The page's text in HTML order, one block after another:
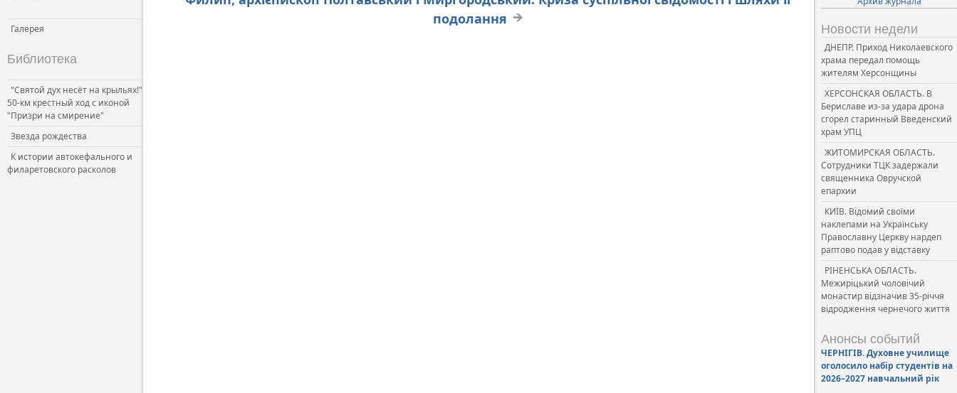
Галерея
Библиотека
"Святой дух несёт на крыльях!"
50-км крестный ход с иконой
"Призри на смирение"
Звезда рождества
К истории автокефального и
филаретовского расколов
подолання
Новости недели
ДНЕПР. Приход Николаевского
храма передал помощь
жителям Херсонщины
ХЕРСОНСКАЯ ОБЛАСТЬ. В
Бериславе из-за удара дрона
сгорел старинный Введенский
храм УПЦ
ЖИТОМИРСКАЯ ОБЛАСТЬ.
Сотрудники ТЦК задержали
священника Овручской
епархии
КИЇВ. Відомий своїми
наклепами на Українську
Православну Церкву нардеп
раптово подав у відставку
РІНЕНСЬКА ОБЛАСТЬ.
Межиріцький чоловічий
монастир відзначив 35-річчя
відродження чернечого життя
Анонсы событий
ЧЕРНІГІВ. Духовне училище
оголосило набір студентів на
2026–2027 навчальний рік